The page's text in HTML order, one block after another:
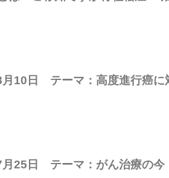
10日 テーマ：高度進行癌に
25日 テーマ：がん治療の今